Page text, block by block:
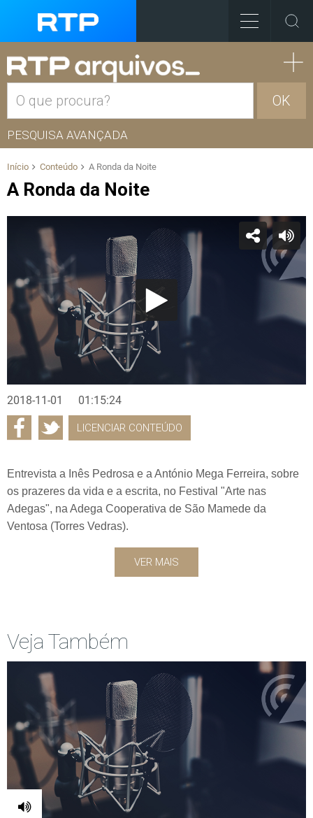
OK
PESQUISA AVANÇADA
Início Conteúdo A Ronda da Noite
A Ronda da Noite
2018-11-01 01:15:24
LICENCIAR CONTEÚDO
Entrevista a Inês Pedrosa e a António Mega Ferreira, sobre
os prazeres da vida e a escrita, no Festival "Arte nas
Adegas", na Adega Cooperativa de São Mamede da
Ventosa (Torres Vedras).
VER MAIS
Veja Também